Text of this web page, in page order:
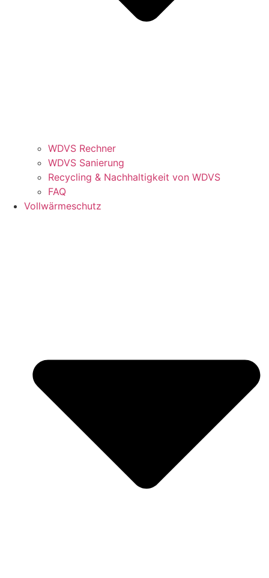
WDVS Rechner
WDVS Sanierung
Recycling & Nachhaltigkeit von WDVS
FAQ
Vollwärmeschutz